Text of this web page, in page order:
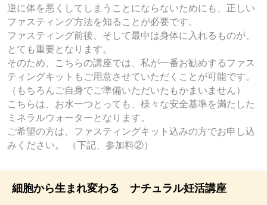
逆に体を悪くしてしまうことにならないためにも、正しい
ファスティング方法を知ることが必要です。
ファスティング前後、そして最中は身体に入れるものが、
とても重要となります。
そのため、こちらの講座では、私が一番お勧めするファス
ティングキットもご用意させていただくことが可能です。
（もちろんご自身でご準備いただいたもかまいません）
こちらは、お水一つとっても、様々な安全基準を満たした
ミネラルウォーターとなります。
ご希望の方は、ファスティングキット込みの方でお申し込
みください。 （下記、参加料②）
細胞から生まれ変わる ナチュラル妊活講座